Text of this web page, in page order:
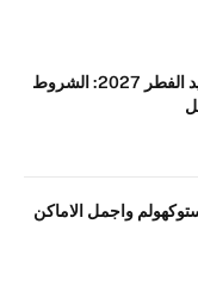
السفر إلى إسبانيا في عيد الفطر 2027: الشروط
واجمل الاماكن